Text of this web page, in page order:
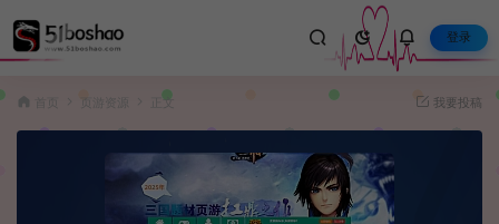
登录
页游资源 正文 我要投稿